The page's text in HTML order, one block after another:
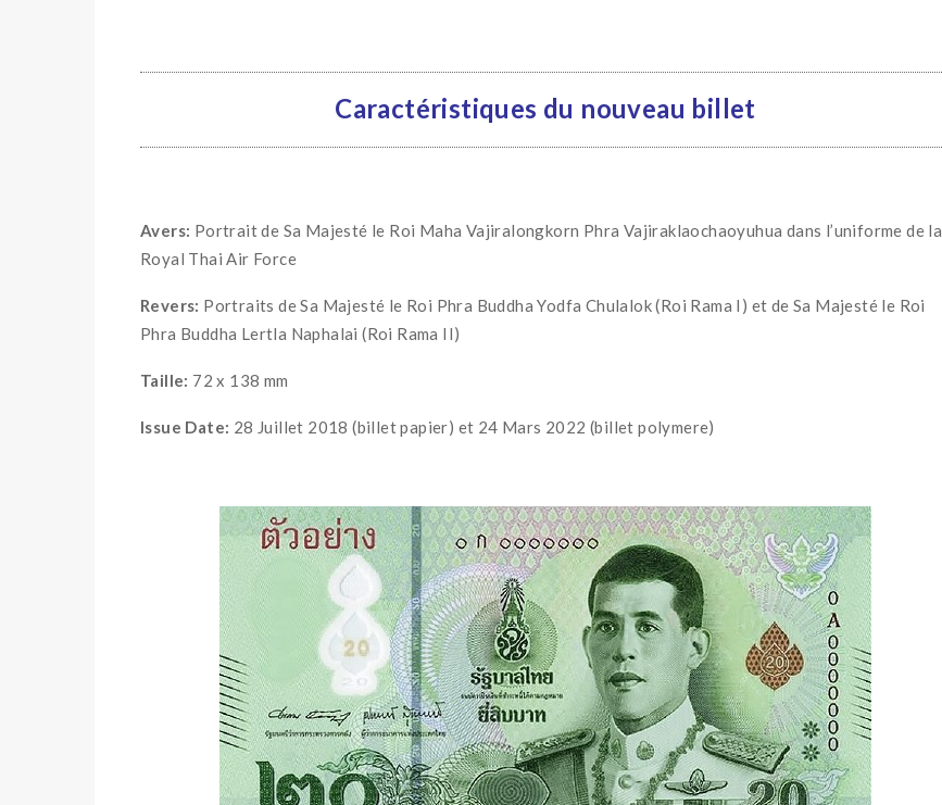
Caractéristiques du nouveau billet
Avers: Portrait de Sa Majesté le Roi Maha Vajiralongkorn Phra Vajiraklaochaoyuhua dans l’uniforme de la
Royal Thai Air Force
Revers: Portraits de Sa Majesté le Roi Phra Buddha Yodfa Chulalok (Roi Rama I) et de Sa Majesté le Roi
Phra Buddha Lertla Naphalai (Roi Rama II)
Taille: ​72 x 138 mm
Issue Date: ​28 Juillet 2018 (billet papier) et 24 Mars 2022 (billet polymere)